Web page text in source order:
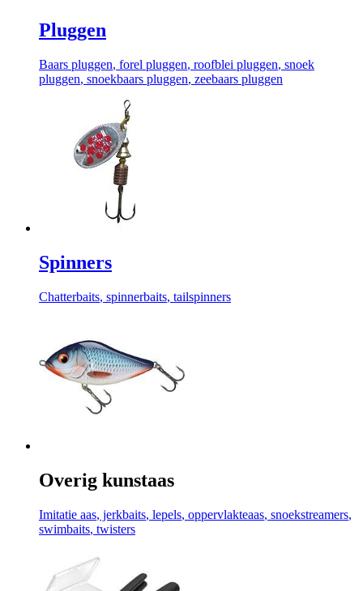
Pluggen
Baars pluggen, forel pluggen, roofblei pluggen, snoek
pluggen, snoekbaars pluggen, zeebaars pluggen
Spinners
Chatterbaits, spinnerbaits, tailspinners
Overig kunstaas
Imitatie aas, jerkbaits, lepels, oppervlakteaas, snoekstreamers,
swimbaits, twisters